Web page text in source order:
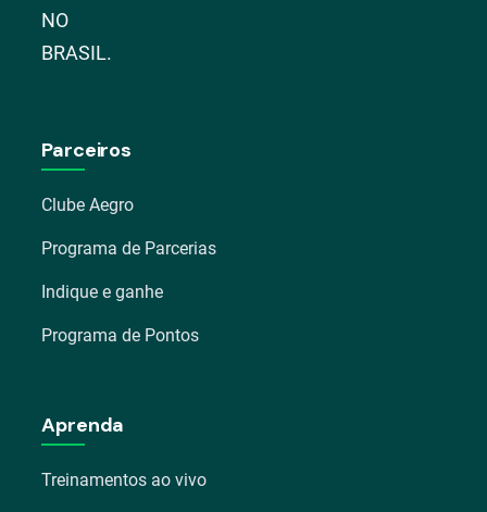
NO
BRASIL.
Parceiros
Clube Aegro
Programa de Parcerias
Indique e ganhe
Programa de Pontos
Aprenda
Treinamentos ao vivo